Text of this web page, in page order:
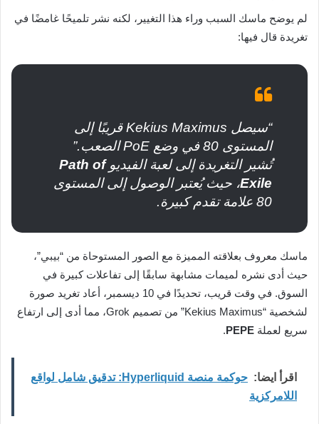
لم يوضح ماسك السبب وراء هذا التغيير، لكنه نشر تلميحًا غامضًا في
تغريدة قال فيها:
“سيصل Kekius Maximus قريبًا إلى
المستوى 80 في وضع PoE الصعب.”
تُشير التغريدة إلى لعبة الفيديوPath of
Exile، حيث يُعتبر الوصول إلى المستوى
80 علامة تقدم كبيرة.
ماسك معروف بعلاقته المميزة مع الصور المستوحاة من “بيبي”،
حيث أدى نشره لميمات مشابهة سابقًا إلى تفاعلات كبيرة في
السوق. في وقت قريب، تحديدًا في 10 ديسمبر، أعاد تغريد صورة
لشخصية “Kekius Maximus” من تصميم Grok، مما أدى إلى ارتفاع
سريع لعملة PEPE
.
اقرأ ايضا:
حوكمة منصة Hyperliquid: تدقيق شامل لواقع
اللامركزية